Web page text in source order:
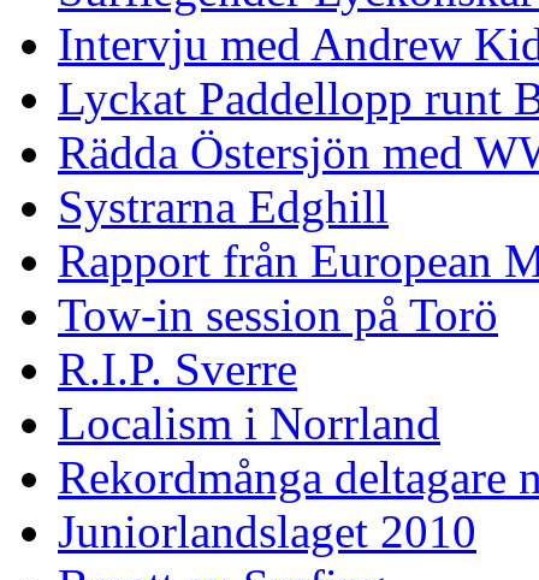
Intervju med Andrew
Lyckat Paddellopp runt
Rädda Östersjön med
Systrarna Edghill
Rapport från European
Tow-in session på Torö
R.I.P. Sverre
Localism i Norrland
Rekordmånga deltagare
Juniorlandslaget 2010